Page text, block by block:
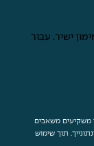
ישיר. עבור
משקיעים משאבים
תוך שימוש